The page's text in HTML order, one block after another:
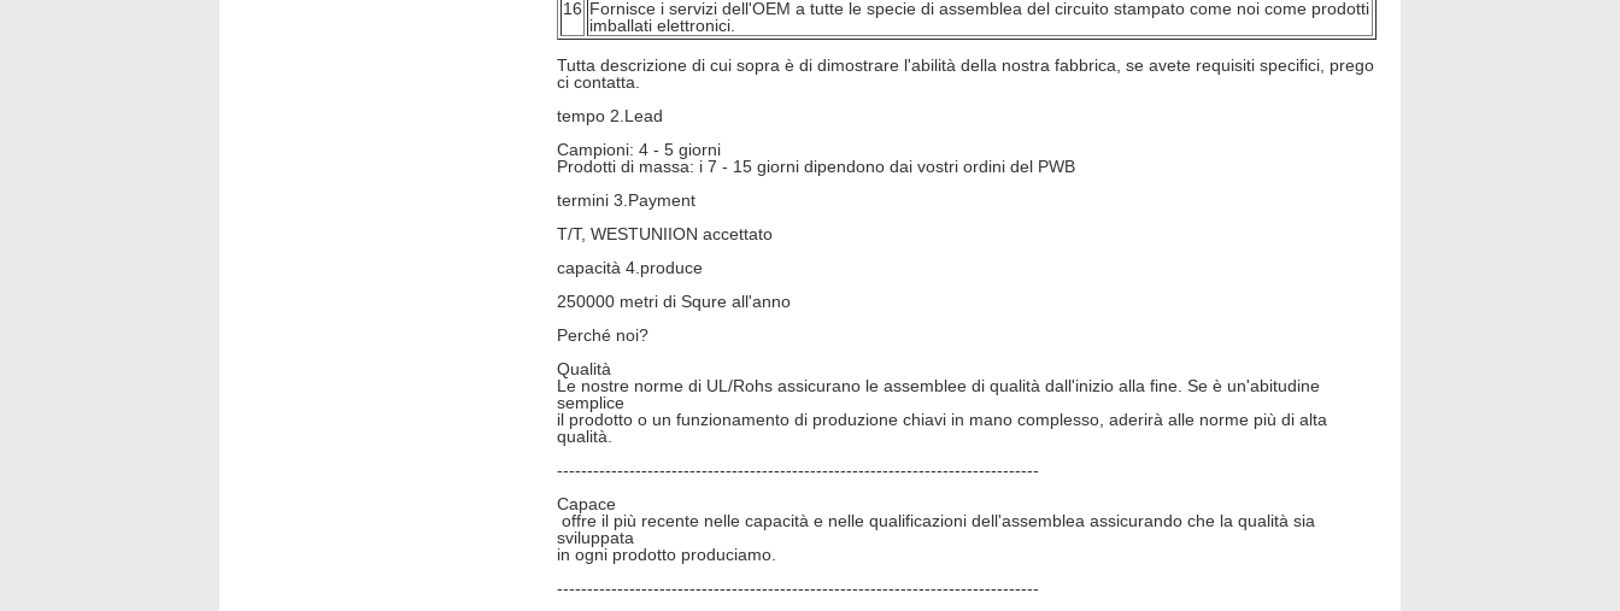
16 Fornisce i servizi dell'OEM a tutte le specie di assemblea del circuito stampato come noi come prodotti
imballati elettronici.
Tutta descrizione di cui sopra è di dimostrare l'abilità della nostra fabbrica, se avete requisiti specifici, prego
ci contatta.
tempo 2.Lead
Campioni: 4 - 5 giorni
Prodotti di massa: i 7 - 15 giorni dipendono dai vostri ordini del PWB
termini 3.Payment
T/T, WESTUNIION accettato
capacità 4.produce
250000 metri di Squre all'anno
Perché noi?
Qualità
Le nostre norme di UL/Rohs assicurano le assemblee di qualità dall'inizio alla fine. Se è un'abitudine
semplice
il prodotto o un funzionamento di produzione chiavi in mano complesso, aderirà alle norme più di alta
qualità.
--------------------------------------------------------------------------------
Capace
offre il più recente nelle capacità e nelle qualificazioni dell'assemblea assicurando che la qualità sia
sviluppata
in ogni prodotto produciamo.
--------------------------------------------------------------------------------